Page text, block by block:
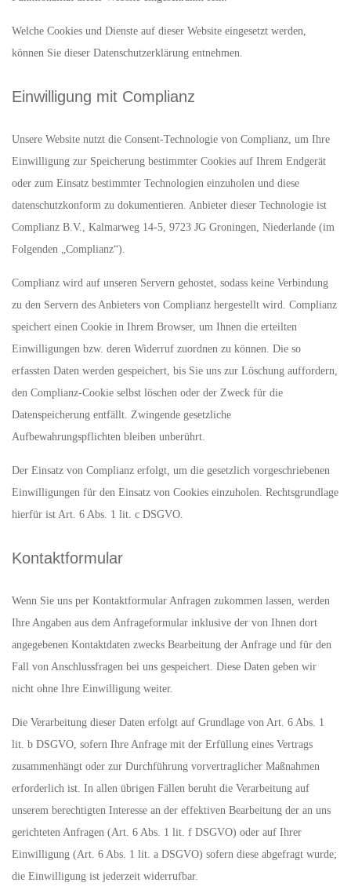
Welche Cookies und Dienste auf dieser Website eingesetzt werden,
können Sie dieser Datenschutzerklärung entnehmen.
Einwilligung mit Complianz
Unsere Website nutzt die Consent-Technologie von Complianz, um Ihre
Einwilligung zur Speicherung bestimmter Cookies auf Ihrem Endgerät
oder zum Einsatz bestimmter Technologien einzuholen und diese
datenschutzkonform zu dokumentieren. Anbieter dieser Technologie ist
Complianz B.V., Kalmarweg 14-5, 9723 JG Groningen, Niederlande (im
Folgenden „Complianz“).
Complianz wird auf unseren Servern gehostet, sodass keine Verbindung
zu den Servern des Anbieters von Complianz hergestellt wird. Complianz
speichert einen Cookie in Ihrem Browser, um Ihnen die erteilten
Einwilligungen bzw. deren Widerruf zuordnen zu können. Die so
erfassten Daten werden gespeichert, bis Sie uns zur Löschung auffordern,
den Complianz-Cookie selbst löschen oder der Zweck für die
Datenspeicherung entfällt. Zwingende gesetzliche
Aufbewahrungspflichten bleiben unberührt.
Der Einsatz von Complianz erfolgt, um die gesetzlich vorgeschriebenen
Einwilligungen für den Einsatz von Cookies einzuholen. Rechtsgrundlage
hierfür ist Art. 6 Abs. 1 lit. c DSGVO.
Kontaktformular
Wenn Sie uns per Kontaktformular Anfragen zukommen lassen, werden
Ihre Angaben aus dem Anfrageformular inklusive der von Ihnen dort
angegebenen Kontaktdaten zwecks Bearbeitung der Anfrage und für den
Fall von Anschlussfragen bei uns gespeichert. Diese Daten geben wir
nicht ohne Ihre Einwilligung weiter.
Die Verarbeitung dieser Daten erfolgt auf Grundlage von Art. 6 Abs. 1
lit. b DSGVO, sofern Ihre Anfrage mit der Erfüllung eines Vertrags
zusammenhängt oder zur Durchführung vorvertraglicher Maßnahmen
erforderlich ist. In allen übrigen Fällen beruht die Verarbeitung auf
unserem berechtigten Interesse an der effektiven Bearbeitung der an uns
gerichteten Anfragen (Art. 6 Abs. 1 lit. f DSGVO) oder auf Ihrer
Einwilligung (Art. 6 Abs. 1 lit. a DSGVO) sofern diese abgefragt wurde;
die Einwilligung ist jederzeit widerrufbar.